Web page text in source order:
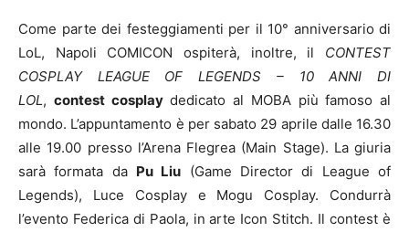
Come parte dei festeggiamenti per il 10° anniversario di
LoL, Napoli COMICON ospiterà, inoltre, il CONTEST
COSPLAY LEAGUE OF LEGENDS – 10 ANNI DI
LOL, contest cosplaydedicato al MOBA più famoso al
mondo. L’appuntamento è per sabato 29 aprile dalle 16.30
alle 19.00 presso l’Arena Flegrea (Main Stage). La giuria
sarà formata da Pu Liu (Game Director di League of
Legends), Luce Cosplay e Mogu Cosplay. Condurrà
l’evento Federica di Paola, in arte Icon Stitch. Il contest è